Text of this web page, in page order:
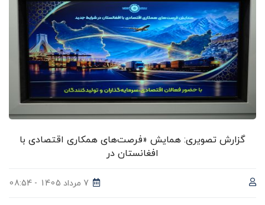
گزارش تصویری: همایش «فرصت‌های همکاری اقتصادی با
افغانستان در
7 مرداد 1405 - 08:54